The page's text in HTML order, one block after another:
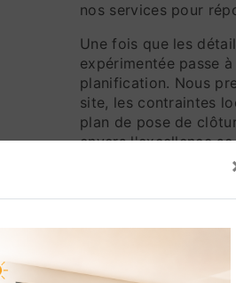
nos services pour
Une fois que les
expérimentée passe
planification. Nous
site, les contraintes
plan de pose de
envers l'excellence
garantissant une
Outre la conception
offrons également
réparation. Les
environnementaux
de clôture au fil du